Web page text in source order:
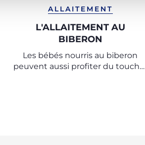
ALLAITEMENT
L'ALLAITEMENT AU
BIBERON
Les bébés nourris au biberon
peuvent aussi profiter du toucher